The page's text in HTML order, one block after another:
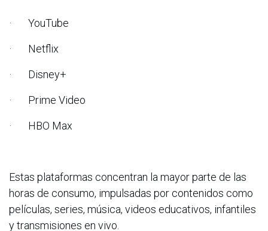
· YouTube
· Netflix
· Disney+
· Prime Video
· HBO Max
Estas plataformas concentran la mayor parte de las
horas de consumo, impulsadas por contenidos como
películas, series, música, videos educativos, infantiles
y transmisiones en vivo.